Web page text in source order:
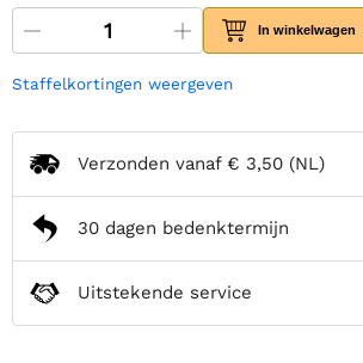
In winkelwagen
Staffelkortingen weergeven
Verzonden vanaf € 3,50 (NL)
30 dagen bedenktermijn
Uitstekende service